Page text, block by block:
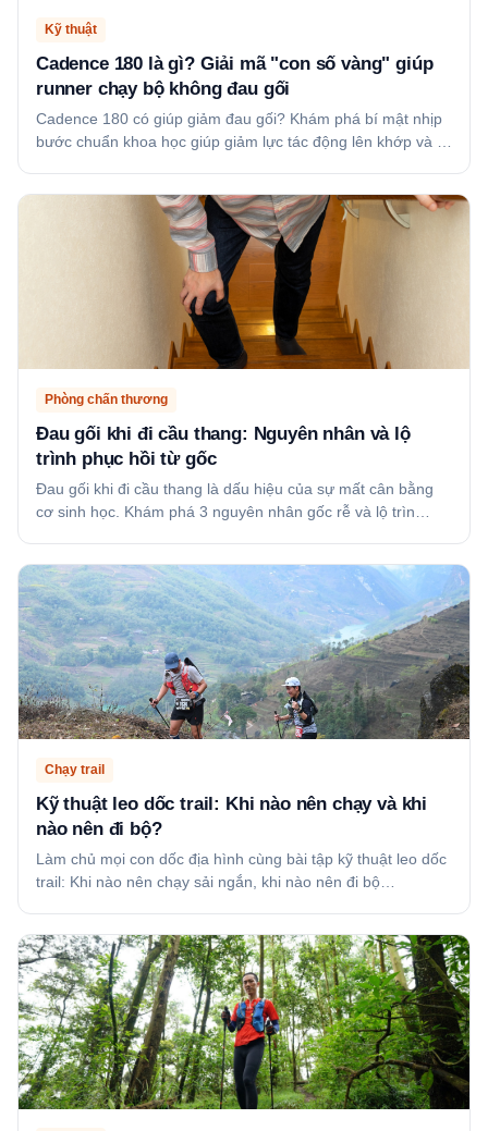
Kỹ thuật
Cadence 180 là gì? Giải mã "con số vàng" giúp
runner chạy bộ không đau gối
Cadence 180 có giúp giảm đau gối? Khám phá bí mật nhịp
bước chuẩn khoa học giúp giảm lực tác động lên khớp và …
Phòng chấn thương
Đau gối khi đi cầu thang: Nguyên nhân và lộ
trình phục hồi từ gốc
Đau gối khi đi cầu thang là dấu hiệu của sự mất cân bằng
cơ sinh học. Khám phá 3 nguyên nhân gốc rễ và lộ trìn…
Chạy trail
Kỹ thuật leo dốc trail: Khi nào nên chạy và khi
nào nên đi bộ?
Làm chủ mọi con dốc địa hình cùng bài tập kỹ thuật leo dốc
trail: Khi nào nên chạy sải ngắn, khi nào nên đi bộ…